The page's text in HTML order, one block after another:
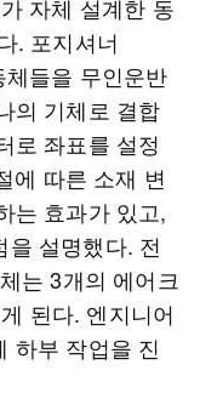
자체 설계한 동
. 포지셔너
들을 무인운반
의 기체로 결합
로 좌표를 설정
에 따른 소재 변
는 효과가 있고,
을 설명했다. 전
는 3개의 에어크
된다. 엔지니어
하부 작업을 진